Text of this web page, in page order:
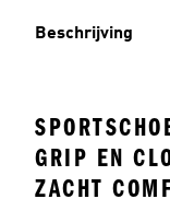
Beschrijving
GRIP EN
ZACHT